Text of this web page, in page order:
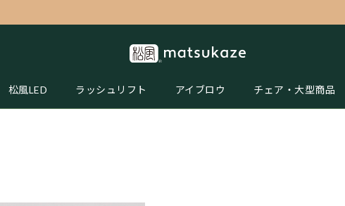
松風LED ラッシュリフト アイブロウ チェア・大型商品